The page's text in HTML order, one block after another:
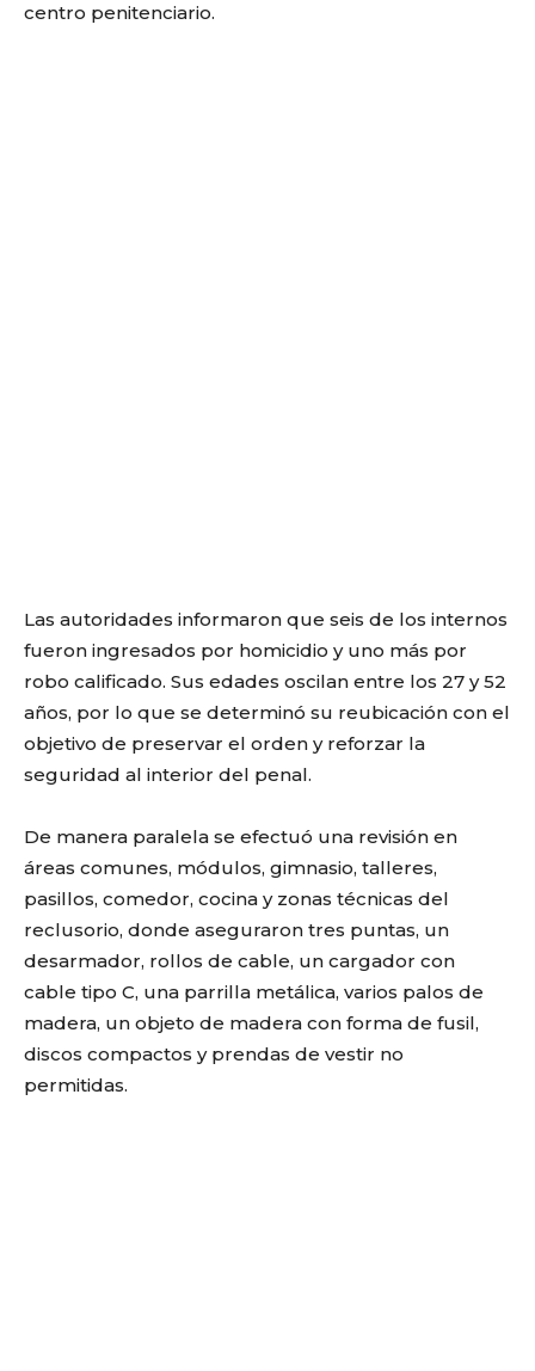
centro penitenciario.
Las autoridades informaron que seis de los internos
fueron ingresados por homicidio y uno más por
robo calificado. Sus edades oscilan entre los 27 y 52
años, por lo que se determinó su reubicación con el
objetivo de preservar el orden y reforzar la
seguridad al interior del penal.
De manera paralela se efectuó una revisión en
áreas comunes, módulos, gimnasio, talleres,
pasillos, comedor, cocina y zonas técnicas del
reclusorio, donde aseguraron tres puntas, un
desarmador, rollos de cable, un cargador con
cable tipo C, una parrilla metálica, varios palos de
madera, un objeto de madera con forma de fusil,
discos compactos y prendas de vestir no
permitidas.